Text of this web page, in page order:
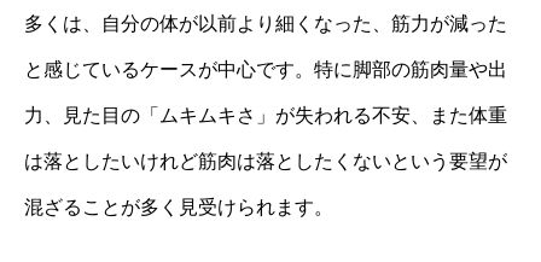
多くは、自分の体が以前より細くなった、筋力が減った
と感じているケースが中心です。特に脚部の筋肉量や出
力、見た目の「ムキムキさ」が失われる不安、また体重
は落としたいけれど筋肉は落としたくないという要望が
混ざることが多く見受けられます。